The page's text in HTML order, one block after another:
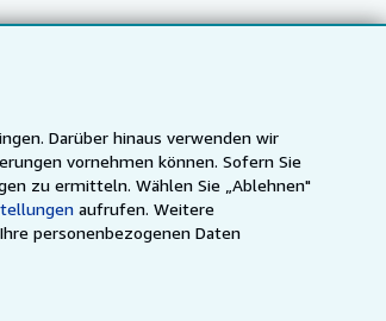
Darüber hinaus verwenden wir
vornehmen können. Sofern Sie
zu ermitteln. Wählen Sie „Ablehnen"
aufrufen. Weitere
personenbezogenen Daten
ZVAB.com